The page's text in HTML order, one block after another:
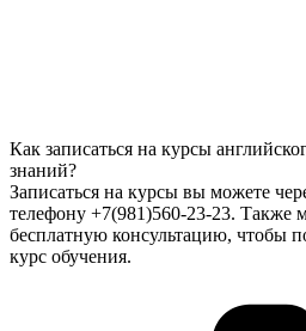
Как записаться на курсы
знаний?
Записаться на курсы вы можете
телефону +7(981)560-23-23. Также
бесплатную консультацию, чтобы
курс обучения.